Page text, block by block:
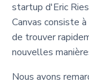
startup d'Eric
Canvas consiste
de trouver
nouvelles
Nous avons